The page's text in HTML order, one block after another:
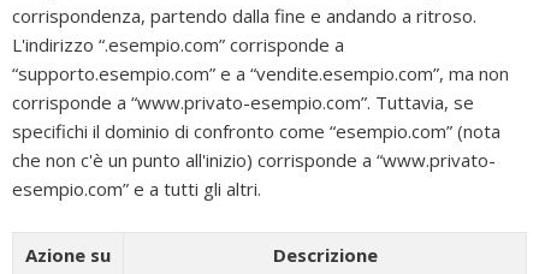
corrispondenza, partendo dalla fine e andando a ritroso.
L'indirizzo “.esempio.com” corrisponde a
“supporto.esempio.com” e a “vendite.esempio.com”, ma non
corrisponde a “www.privato-esempio.com”. Tuttavia, se
specifichi il dominio di confronto come “esempio.com” (nota
che non c'è un punto all'inizio) corrisponde a “www.privato-
esempio.com” e a tutti gli altri.
Azione su
Descrizione